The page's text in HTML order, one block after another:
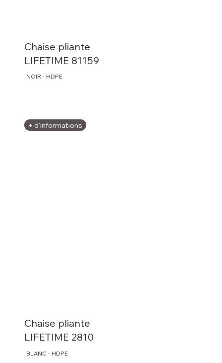
Chaise pliante
LIFETIME 81159
NOIR - HDPE
+ d'informations
Chaise pliante
LIFETIME 2810
BLANC - HDPE